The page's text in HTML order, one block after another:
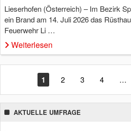
Lieserhofen (Österreich) – Im Bezirk
ein Brand am 14. Juli 2026 das
Feuerwehr Li …
Weiterlesen
1 2 3 4 …
AKTUELLE UMFRAGE